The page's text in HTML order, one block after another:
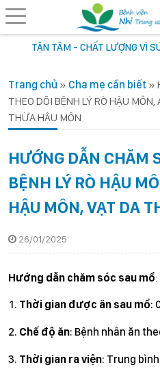
TẬN TÂM - CHẤT LƯỢNG VÌ
Trang chủ » Cha mẹ cần biết »
THEO DÕI BỆNH LÝ RÒ HẬU
THỪA HẬU MÔN
HƯỚNG DẪN CHĂM
BỆNH LÝ RÒ HẬU
HẬU MÔN, VẠT DA
26/01/2025
Hướng dẫn chăm sóc sau mổ:
Thời gian được ăn sau mổ:
Chế độ ăn: Bệnh nhân ăn
Thời gian ra viện: Trung